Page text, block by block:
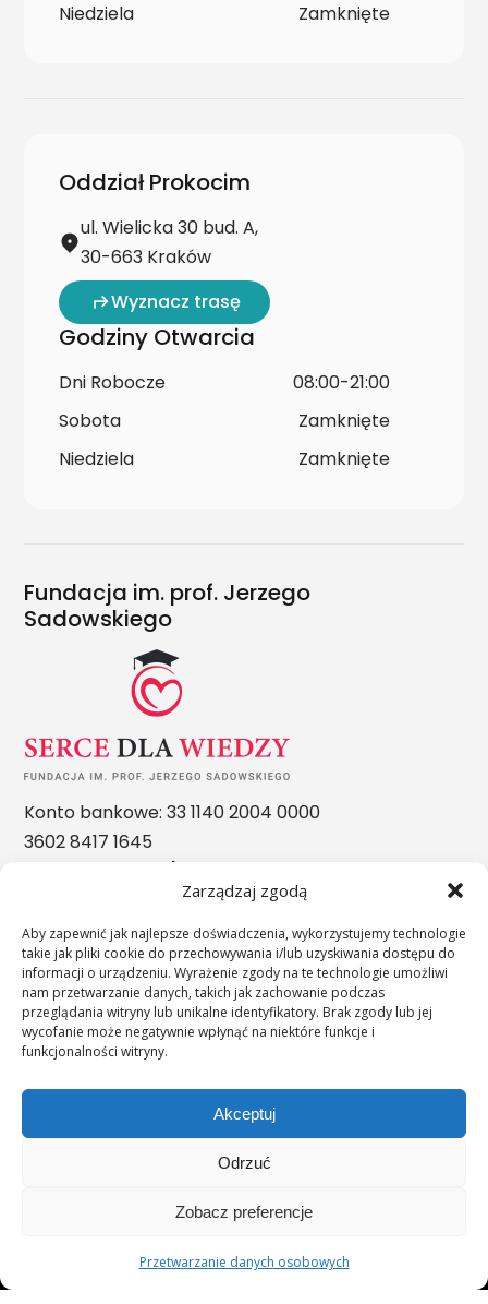
Zarządzaj zgodą
Aby zapewnić jak najlepsze doświadczenia, wykorzystujemy technologie
takie jak pliki cookie do przechowywania i/lub uzyskiwania dostępu do
informacji o urządzeniu. Wyrażenie zgody na te technologie umożliwi
nam przetwarzanie danych, takich jak zachowanie podczas
przeglądania witryny lub unikalne identyfikatory. Brak zgody lub jej
wycofanie może negatywnie wpłynąć na niektóre funkcje i
funkcjonalności witryny.
Akceptuj
Odrzuć
Zobacz preferencje
Przetwarzanie danych osobowych
Niedziela
Zamknięte
Oddział Prokocim
ul. Wielicka 30 bud. A,
30-663 Kraków
Wyznacz trasę
Godziny Otwarcia
Dni Robocze
08:00-21:00
Sobota
Zamknięte
Niedziela
Zamknięte
Fundacja im. prof. Jerzego
Sadowskiego
Konto bankowe: 33 1140 2004 0000
3602 8417 1645
Nasze nagrody
";s:11:"c_on_mobile";s:0:"";